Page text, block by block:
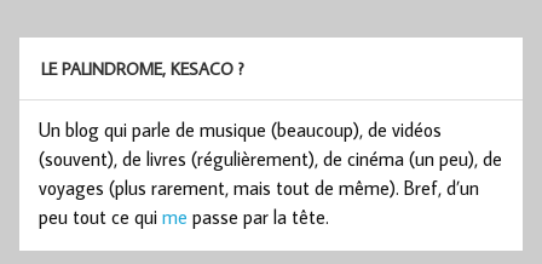
LE PALINDROME, KESACO ?
Un blog qui parle de musique (beaucoup), de vidéos
(souvent), de livres (régulièrement), de cinéma (un peu), de
voyages (plus rarement, mais tout de même). Bref, d’un
peu tout ce qui me passe par la tête.